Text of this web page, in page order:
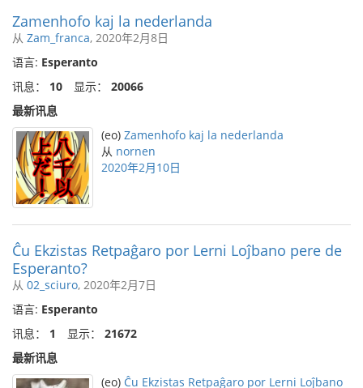
Zamenhofo kaj la nederlanda
从 Zam_franca, 2020年2月8日
语言: Esperanto
讯息： 10 显示： 20066
最新讯息
(eo) Zamenhofo kaj la nederlanda
从 nornen
2020年2月10日
Ĉu Ekzistas Retpaĝaro por Lerni Loĵbano pere de
Esperanto?
从 02_sciuro, 2020年2月7日
语言: Esperanto
讯息： 1 显示： 21672
最新讯息
(eo) Ĉu Ekzistas Retpaĝaro por Lerni Loĵbano